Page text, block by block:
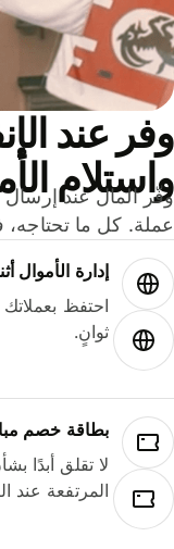
عند
كل ما تحتاجه،
إدارة الأموال
احتفظ بعملاتك
ثوانٍ.
بطاقة خصم
لا تقلق أبدًا
المرتفعة عند